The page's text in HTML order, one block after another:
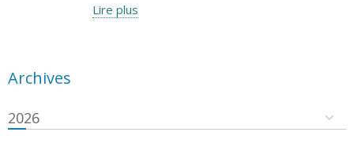
Lire plus
Archives
2026